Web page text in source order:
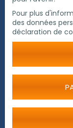
Pour plus
des données
déclaration de